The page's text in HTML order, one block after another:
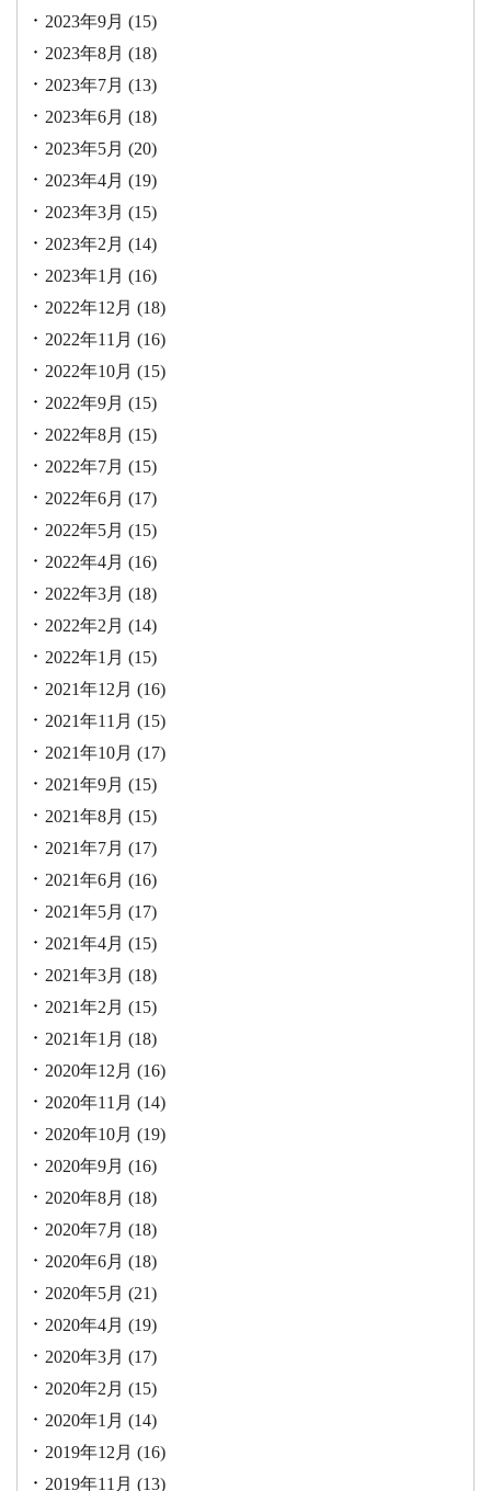
2023年9月 (15)
2023年8月 (18)
2023年7月 (13)
2023年6月 (18)
2023年5月 (20)
2023年4月 (19)
2023年3月 (15)
2023年2月 (14)
2023年1月 (16)
2022年12月 (18)
2022年11月 (16)
2022年10月 (15)
2022年9月 (15)
2022年8月 (15)
2022年7月 (15)
2022年6月 (17)
2022年5月 (15)
2022年4月 (16)
2022年3月 (18)
2022年2月 (14)
2022年1月 (15)
2021年12月 (16)
2021年11月 (15)
2021年10月 (17)
2021年9月 (15)
2021年8月 (15)
2021年7月 (17)
2021年6月 (16)
2021年5月 (17)
2021年4月 (15)
2021年3月 (18)
2021年2月 (15)
2021年1月 (18)
2020年12月 (16)
2020年11月 (14)
2020年10月 (19)
2020年9月 (16)
2020年8月 (18)
2020年7月 (18)
2020年6月 (18)
2020年5月 (21)
2020年4月 (19)
2020年3月 (17)
2020年2月 (15)
2020年1月 (14)
2019年12月 (16)
2019年11月 (13)